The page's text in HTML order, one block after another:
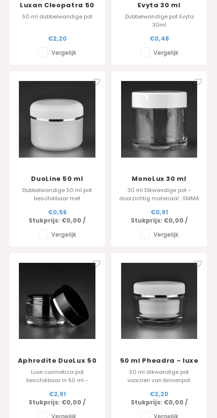
Luxan Cleopatra 50
ml frosted
50 ml dubbelwandige pot
€2,20
Vergelijk
Evyta 30 ml
Dubbelwandige pot Evyta
30ml
€0,48
Vergelijk
DuoLine 50 ml
Dubbelwandige 50 ml pot
beschikbaar met
logo in een metallic kleur
naar keuze (min afname
1.000 Stuks)
€0,56
Stukprijs: €0,00 /
Vergelijk
MonoLux 30 ml
30 ml Dikwandige pot -
doorzichtig materiaal : SMMA
hoge chemische
bestendigheid. Het deksel is
voorzien van een inlage dat
zorgt voor een lucht en
toepassingen.
€0,91
Stukprijs: €0,00 /
Vergelijk
Aphrodite DuoLux 50
ml - Zwart
Luxe cosmetica pot
beschikbaar in 50 ml -
deksel.
€2,91
Stukprijs: €0,00 /
50 ml Pheadra - luxe
cosmetica pot
50 ml dikwandige pot
voorzien van binnenpot.
beschikbaar in diverse
kleuren Rechtstreeks
bestellen bij de producent.
€2,20
Stukprijs: €0,00 /